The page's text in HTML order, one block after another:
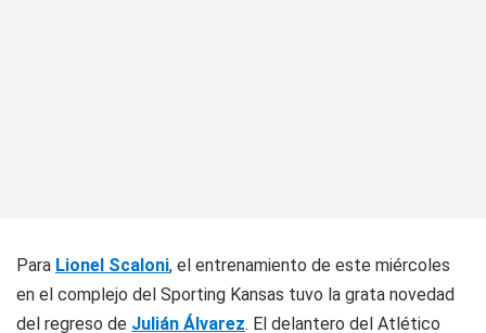
Para Lionel Scaloni, el entrenamiento de este miércoles
en el complejo del Sporting Kansas tuvo la grata novedad
del regreso de Julián Álvarez. El delantero del Atlético